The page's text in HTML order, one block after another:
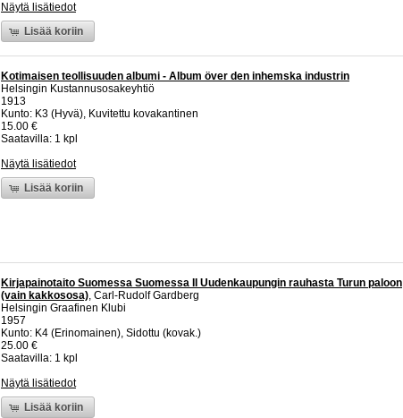
Näytä lisätiedot
Lisää koriin
Kotimaisen teollisuuden albumi - Album över den inhemska industrin
Helsingin Kustannusosakeyhtiö
1913
Kunto: K3 (Hyvä), Kuvitettu kovakantinen
15.00 €
Saatavilla: 1 kpl
Näytä lisätiedot
Lisää koriin
Kirjapainotaito Suomessa Suomessa II Uudenkaupungin rauhasta Turun paloon
(vain kakkososa), Carl-Rudolf Gardberg
Helsingin Graafinen Klubi
1957
Kunto: K4 (Erinomainen), Sidottu (kovak.)
25.00 €
Saatavilla: 1 kpl
Näytä lisätiedot
Lisää koriin